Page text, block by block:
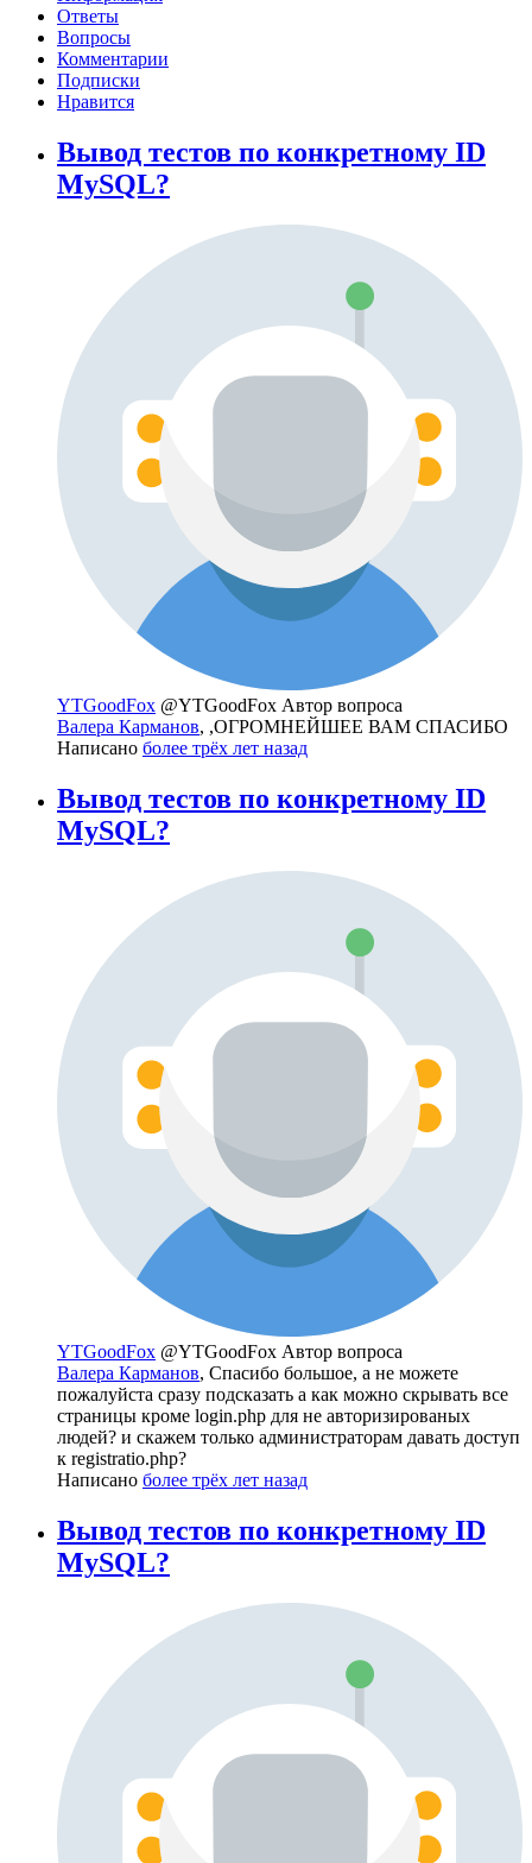
Ответы
Вопросы
Комментарии
Подписки
Нравится
Вывод тестов по конкретному ID
MySQL?
YTGoodFox @YTGoodFox Автор вопроса
Валера Карманов, ,ОГРОМНЕЙШЕЕ ВАМ СПАСИБО
Написано более трёх лет назад
Вывод тестов по конкретному ID
MySQL?
YTGoodFox @YTGoodFox Автор вопроса
Валера Карманов, Спасибо большое, а не можете
пожалуйста сразу подсказать а как можно скрывать все
страницы кроме login.php для не авторизированых
людей? и скажем только администраторам давать доступ
к registratio.php?
Написано более трёх лет назад
Вывод тестов по конкретному ID
MySQL?